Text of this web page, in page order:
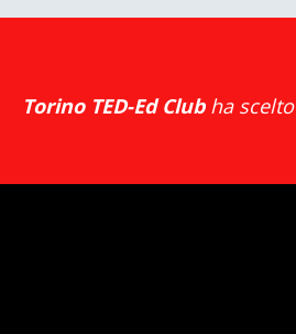
Torino TED-Ed Clubha scelto